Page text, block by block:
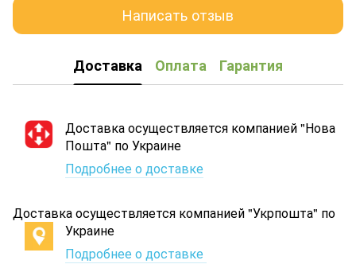
Написать отзыв
Доставка Оплата Гарантия
Доставка осуществляется компанией "Нова
Пошта" по Украине
Подробнее о доставке
Доставка осуществляется компанией "Укрпошта" по
Украине
Подробнее о доставке